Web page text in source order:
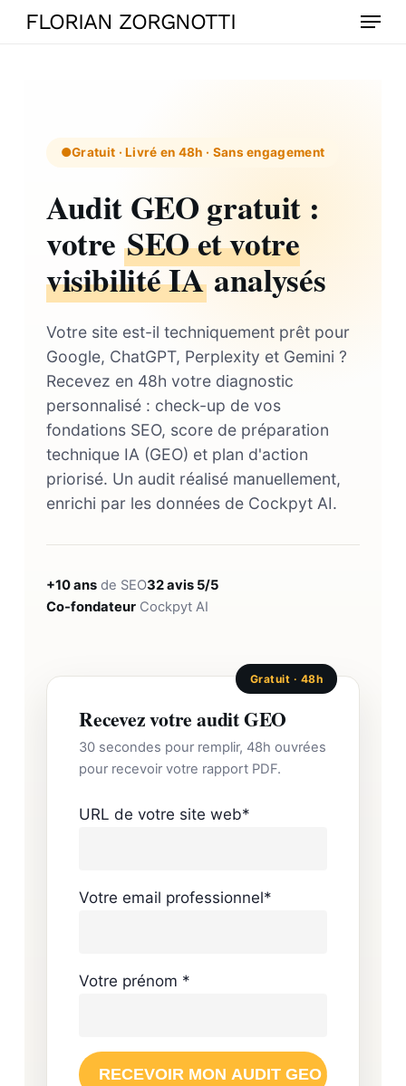
SkipFLORIAN ZORGNOTTI Menu
Gratuit · Livré en 48h · Sans engagement
Audit GEO gratuit :
votre SEO et votre
visibilité IAanalysés
Votre site est-il techniquement prêt pour
Google, ChatGPT, Perplexity et Gemini ?
Recevez en 48h votre diagnostic
personnalisé : check-up de vos
fondations SEO, score de préparation
technique IA (GEO) et plan d'action
priorisé. Un audit réalisé manuellement,
enrichi par les données de Cockpyt AI.
+10 ansde SEO32 avis 5/5
Co-fondateurCockpyt AI
Gratuit · 48h
Recevez votre audit GEO
30 secondes pour remplir, 48h ouvrées
pour recevoir votre rapport PDF.
URL de votre site web*
Votre email professionnel*
Votre prénom *